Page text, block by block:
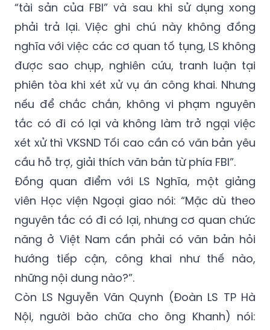
tắc có đi có lại, tức hỗ trợ lẫn nhau. Do đó,
các tài liệu do Mỹ phát hành phải ghi chú là
“tài sản của FBI” và sau khi sử dụng xong
phải trả lại. Việc ghi chú này không đồng
nghĩa với việc các cơ quan tố tụng, LS không
được sao chụp, nghiên cứu, tranh luận tại
phiên tòa khi xét xử vụ án công khai. Nhưng
nếu để chắc chắn, không vi phạm nguyên
tắc có đi có lại và không làm trở ngại việc
xét xử thì VKSND Tối cao cần có văn bản yêu
cầu hỗ trợ, giải thích văn bản từ phía FBI”.
Đồng quan điểm với LS Nghĩa, một giảng
viên Học viện Ngoại giao nói: “Mặc dù theo
nguyên tắc có đi có lại, nhưng cơ quan chức
năng ở Việt Nam cần phải có văn bản hỏi
hướng tiếp cận, công khai như thế nào,
những nội dung nào?”.